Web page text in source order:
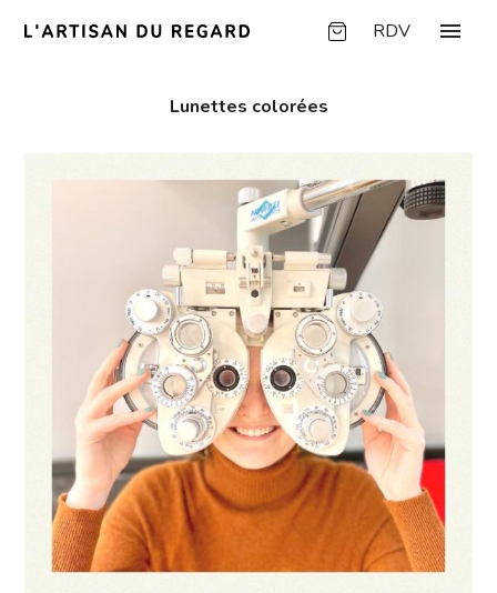
RDV menu
Lunettes colorées